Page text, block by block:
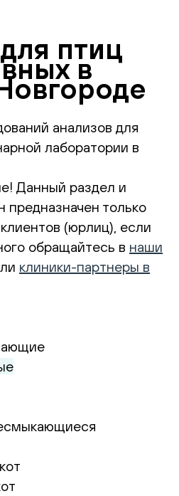
птиц
в
анализов для
лаборатории в
Данный раздел и
предназначен только
(юрлиц), если
обращайтесь в наши
клиники-партнеры в